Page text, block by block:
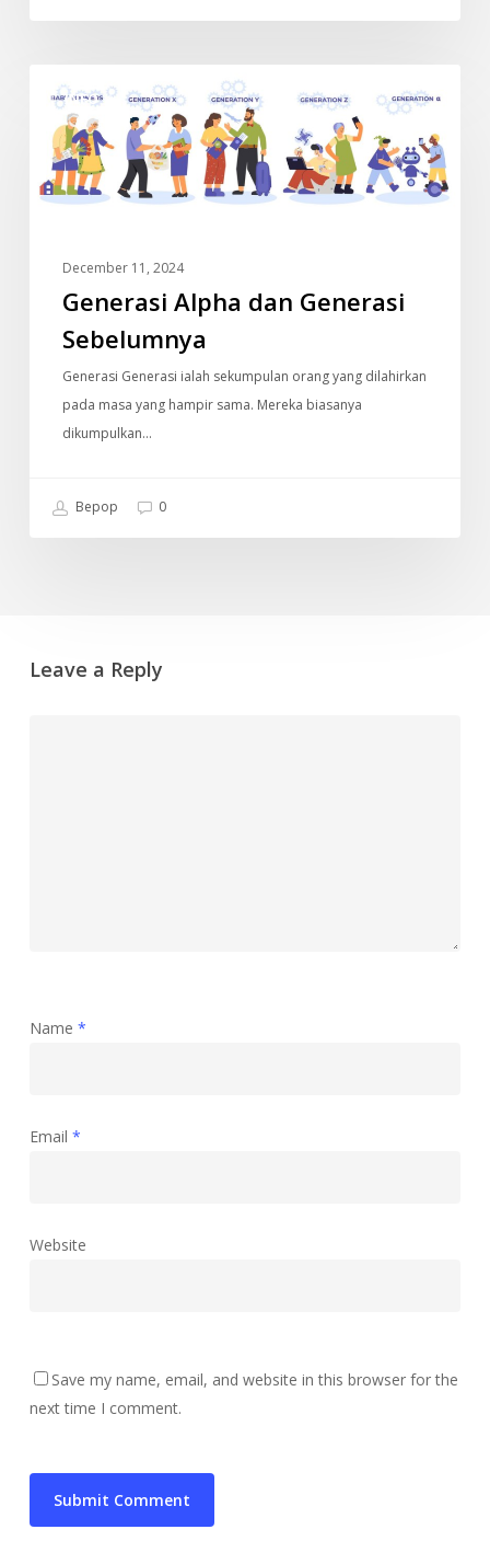
INFO
Alpha
dan
Generasi
Sebelumnya
December 11, 2024
Generasi Alpha dan Generasi
Sebelumnya
Generasi Generasi ialah sekumpulan orang yang dilahirkan
pada masa yang hampir sama. Mereka biasanya
dikumpulkan…
Bepop 0
Leave a Reply
Name *
Email *
Website
Save my name, email, and website in this browser for the
next time I comment.